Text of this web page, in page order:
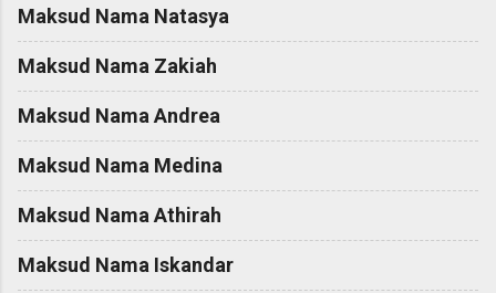
Maksud Nama Natasya
Maksud Nama Zakiah
Maksud Nama Andrea
Maksud Nama Medina
Maksud Nama Athirah
Maksud Nama Iskandar